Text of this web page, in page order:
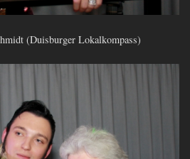
(Duisburger Lokalkompass)